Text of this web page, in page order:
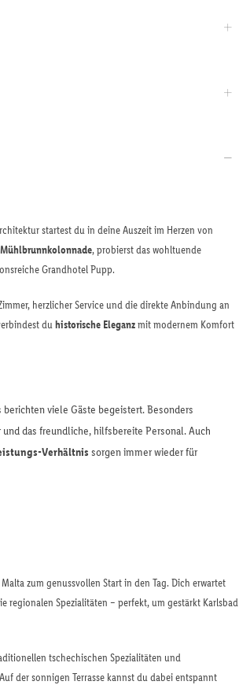
startest du in deine Auszeit im Herzen von
, probierst das wohltuende
Grandhotel Pupp.
herzlicher Service und die direkte Anbindung an
duhistorische Eleganzmit modernem Komfort
viele Gäste begeistert. Besonders
das freundliche, hilfsbereite Personal. Auch
Verhältnis sorgen immer wieder für
zum genussvollen Start in den Tag. Dich erwartet
regionalen Spezialitäten – perfekt, um gestärkt Karlsbad
tschechischen Spezialitäten und
der sonnigen Terrasse kannst du dabei entspannt